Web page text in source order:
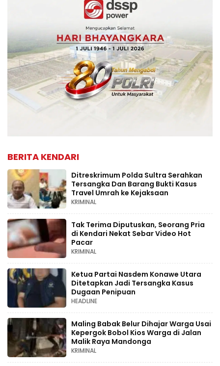
BERITA KENDARI
Ditreskrimum Polda Sultra Serahkan
Tersangka Dan Barang Bukti Kasus
Travel Umrah ke Kejaksaan
KRIMINAL
Tak Terima Diputuskan, Seorang Pria
di Kendari Nekat Sebar Video Hot
Pacar
KRIMINAL
Ketua Partai Nasdem Konawe Utara
Ditetapkan Jadi Tersangka Kasus
Dugaan Penipuan
HEADLINE
Maling Babak Belur Dihajar Warga Usai
Kepergok Bobol Kios Warga di Jalan
Malik Raya Mandonga
KRIMINAL